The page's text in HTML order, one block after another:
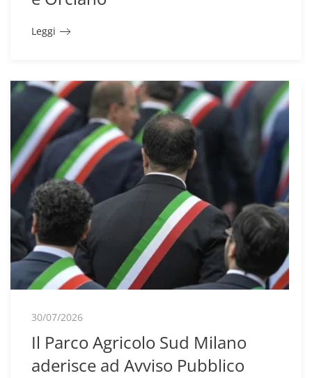
Leggi
30/07/2026
Il Parco Agricolo Sud Milano
aderisce ad Avviso Pubblico